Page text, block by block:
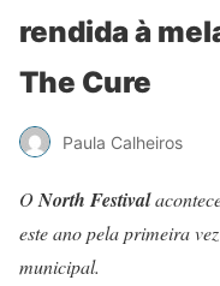
rendida à
The Cure
Paula Calheiros
ONorth Festival
este ano pela primeira
municipal.